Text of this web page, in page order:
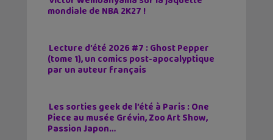
mondiale de NBA 2K27 !
Lecture d’été 2026 #7 : Ghost Pepper
(tome 1), un comics post-apocalyptique
par un auteur français
Les sorties geek de l’été à Paris : One
Piece au musée Grévin, Zoo Art Show,
Passion Japon…